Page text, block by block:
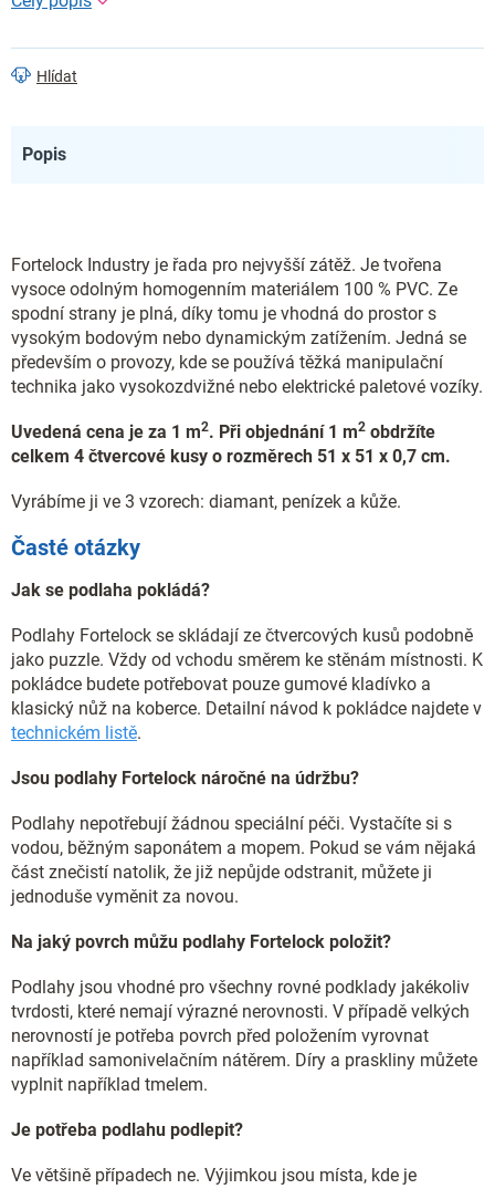
Hlídat
Popis
Fortelock Industry je řada pro nejvyšší zátěž. Je tvořena
vysoce odolným homogenním materiálem 100 % PVC. Ze
spodní strany je plná, díky tomu je vhodná do prostor s
vysokým bodovým nebo dynamickým zatížením. Jedná se
především o provozy, kde se používá těžká manipulační
technika jako vysokozdvižné nebo elektrické paletové vozíky.
Uvedená cena je za 1 m2. Při objednání 1 m2 obdržíte
celkem 4 čtvercové kusy o rozměrech 51 x 51 x 0,7 cm.
Vyrábíme ji ve 3 vzorech: diamant, penízek a kůže.
Časté otázky
Jak se podlaha pokládá?
Podlahy Fortelock se skládají ze čtvercových kusů podobně
jako puzzle. Vždy od vchodu směrem ke stěnám místnosti. K
pokládce budete potřebovat pouze gumové kladívko a
klasický nůž na koberce. Detailní návod k pokládce najdete v
technickém listě.
Jsou podlahy Fortelock náročné na údržbu?
Podlahy nepotřebují žádnou speciální péči. Vystačíte si s
vodou, běžným saponátem a mopem. Pokud se vám nějaká
část znečistí natolik, že již nepůjde odstranit, můžete ji
jednoduše vyměnit za novou.
Na jaký povrch můžu podlahy Fortelock položit?
Podlahy jsou vhodné pro všechny rovné podklady jakékoliv
tvrdosti, které nemají výrazné nerovnosti. V případě velkých
nerovností je potřeba povrch před položením vyrovnat
například samonivelačním nátěrem. Díry a praskliny můžete
vyplnit například tmelem.
Je potřeba podlahu podlepit?
Ve většině případech ne. Výjimkou jsou místa, kde je